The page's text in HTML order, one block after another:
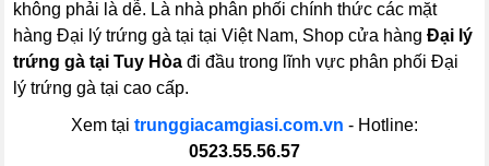
không phải là dễ. Là nhà phân phối chính thức các mặt
hàng Đại lý trứng gà tại tại Việt Nam, Shop cửa hàngĐại lý
trứng gà tại Tuy Hòa đi đầu trong lĩnh vực phân phối Đại
lý trứng gà tại cao cấp.
Xem tại trunggiacamgiasi.com.vn - Hotline:
0523.55.56.57